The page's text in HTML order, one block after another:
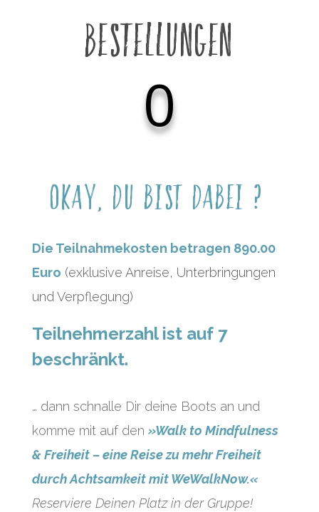
Bestellungen
0
Okay, du bist dabei ?
Die Teilnahmekosten betragen 890.00
Euro (exklusive Anreise, Unterbringungen
und Verpflegung)
Teilnehmerzahl ist auf 7
beschränkt.
… dann schnalle Dir deine Boots an und
komme mit auf den »Walk to Mindfulness
& Freiheit – eine Reise zu mehr Freiheit
durch Achtsamkeit mit WeWalkNow.«
Reserviere Deinen Platz in der Gruppe!